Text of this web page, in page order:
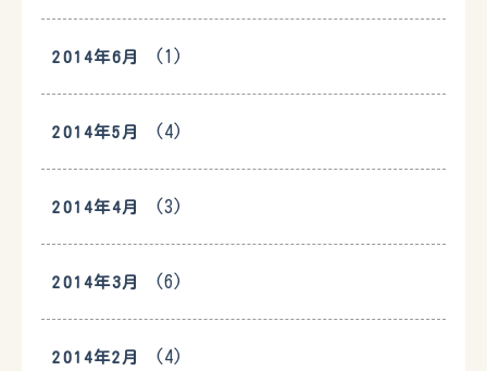
2014年6月 (1)
2014年5月 (4)
2014年4月 (3)
2014年3月 (6)
2014年2月 (4)